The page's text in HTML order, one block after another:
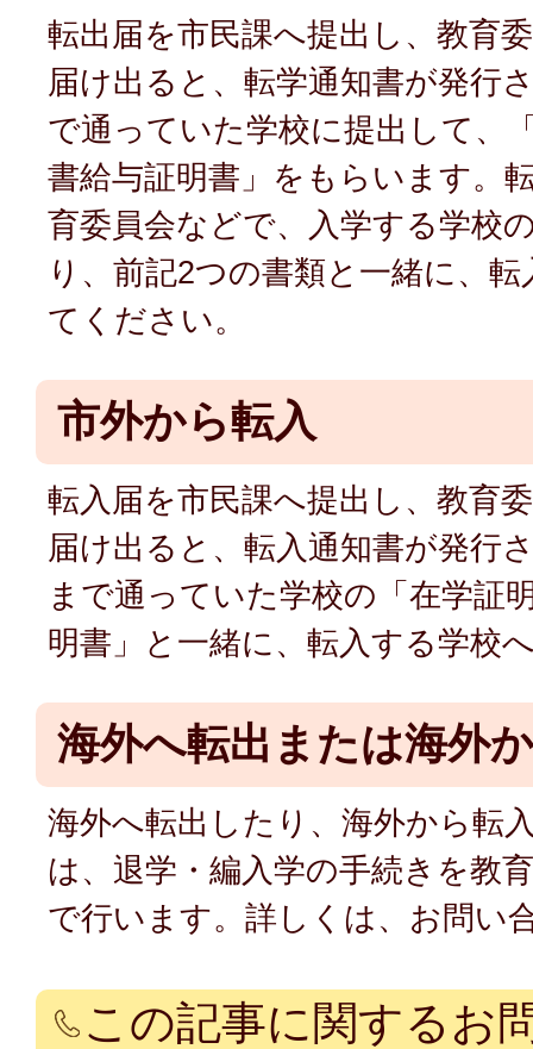
転出届を市民課へ提出し、教育
届け出ると、転学通知書が発行
で通っていた学校に提出して、
書給与証明書」をもらいます。
育委員会などで、入学する学校
り、前記2つの書類と一緒に、
てください。
市外から転入
転入届を市民課へ提出し、教育
届け出ると、転入通知書が発行
まで通っていた学校の「在学証
明書」と一緒に、転入する学校
海外へ転出または海外
海外へ転出したり、海外から転
は、退学・編入学の手続きを教
で行います。詳しくは、お問い
この記事に関するお